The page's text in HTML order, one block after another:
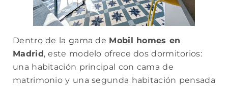
Dentro de la gama de Mobil homes en
Madrid, este modelo ofrece dos dormitorios:
una habitación principal con cama de
matrimonio y una segunda habitación pensada